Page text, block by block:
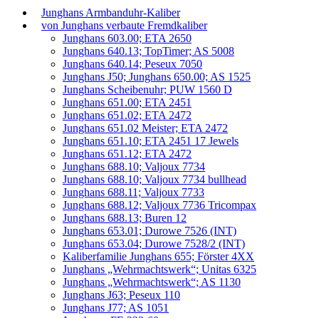
Junghans Armbanduhr-Kaliber
von Junghans verbaute Fremdkaliber
Junghans 603.00; ETA 2650
Junghans 640.13; TopTimer; AS 5008
Junghans 640.14; Peseux 7050
Junghans J50; Junghans 650.00; AS 1525
Junghans Scheibenuhr; PUW 1560 D
Junghans 651.00; ETA 2451
Junghans 651.02; ETA 2472
Junghans 651.02 Meister; ETA 2472
Junghans 651.10; ETA 2451 17 Jewels
Junghans 651.12; ETA 2472
Junghans 688.10; Valjoux 7734
Junghans 688.10; Valjoux 7734 bullhead
Junghans 688.11; Valjoux 7733
Junghans 688.12; Valjoux 7736 Tricompax
Junghans 688.13; Buren 12
Junghans 653.01; Durowe 7526 (INT)
Junghans 653.04; Durowe 7528/2 (INT)
Kaliberfamilie Junghans 655; Förster 4XX
Junghans „Wehrmachtswerk“; Unitas 6325
Junghans „Wehrmachtswerk“; AS 1130
Junghans J63; Peseux 110
Junghans J77; AS 1051